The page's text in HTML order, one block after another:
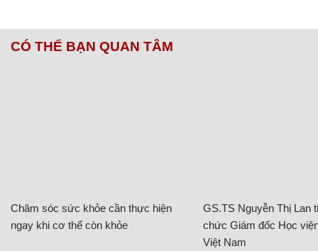
CÓ THỂ BẠN QUAN TÂM
Chăm sóc sức khỏe cần thực hiện
ngay khi cơ thể còn khỏe
GS.TS Nguyễn Thị Lan
chức Giám đốc Học
Việt Nam